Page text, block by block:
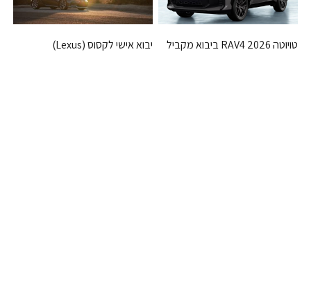
טויוטה RAV4 2026 ביבוא מקביל יבוא אישי לקסוס (Lexus)